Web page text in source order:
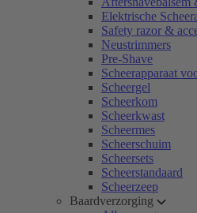
Elektrische
Safety razor &
Neustrimmers
Pre-Shave
Scheerapparaat
Scheergel
Scheerkom
Scheerkwast
Scheermes
Scheerschuim
Scheersets
Scheerstandaard
Scheerzeep
Baardverzorging